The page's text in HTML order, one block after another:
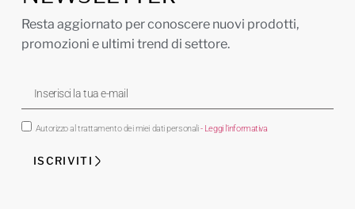
Resta aggiornato per conoscere nuovi prodotti,
promozioni e ultimi trend di settore.
Autorizzo al trattamento dei miei dati personali- Leggi l'informativa
ISCRIVITI